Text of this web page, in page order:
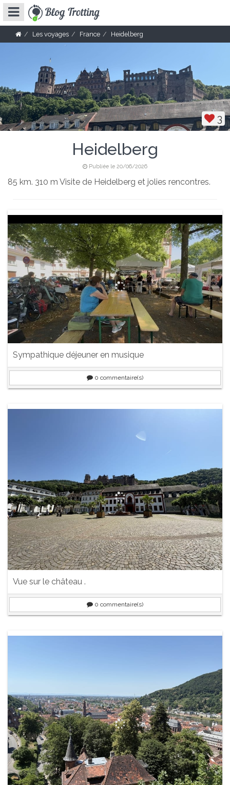
Les voyages France Heidelberg
3
Heidelberg
Publiée le 20/06/2026
85 km. 310 m Visite de Heidelberg et jolies rencontres.
Sympathique déjeuner en musique
0 commentaire(s)
Vue sur le château .
0 commentaire(s)